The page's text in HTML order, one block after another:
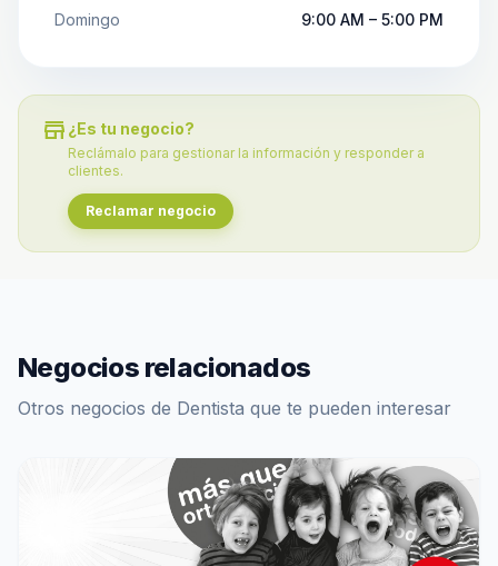
Domingo
9:00 AM – 5:00 PM
store ¿Es tu negocio?
Reclámalo para gestionar la información y responder a
clientes.
Reclamar negocio
Negocios relacionados
Otros negocios de Dentista que te pueden interesar